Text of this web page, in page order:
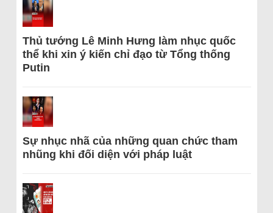
Thủ tướng Lê Minh Hưng làm nhục quốc
thể khi xin ý kiến chỉ đạo từ Tổng thống
Putin
Sự nhục nhã của những quan chức tham
nhũng khi đối diện với pháp luật